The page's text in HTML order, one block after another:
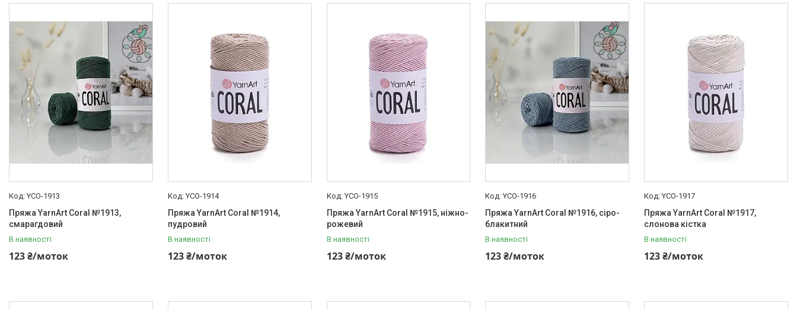
YCO-1913
Пряжа YarnArt Coral №1913,
смарагдовий
В наявності
123 ₴/моток
YCO-1914
Пряжа YarnArt Coral №1914,
пудровий
В наявності
123 ₴/моток
YCO-1915
Пряжа YarnArt Coral №1915, ніжно-
рожевий
В наявності
123 ₴/моток
YCO-1916
Пряжа YarnArt Coral №1916, сіро-
блакитний
В наявності
123 ₴/моток
YCO-1917
Пряжа YarnArt Coral №1917,
слонова кістка
В наявності
123 ₴/моток